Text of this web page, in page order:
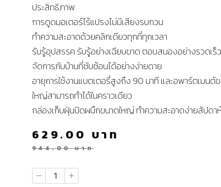
ประสิทธิภาพ
การดูดมอเตอร์ไร้แปรงไม่มีเสียงรบกวน
ทำความสะอาดด้วยคลิกเดียวทุกที่ทุกเวลา
รับรู้อุปสรรค รับรู้อย่างเฉียบขาด ตอบสนองอย่างรวดเร็ว
จัดการกับบ้านที่ซับซ้อนได้อย่างง่ายดาย
อายุการใช้งานแบตเตอรี่สูงถึง 90 นาที และอพาร์ตเมนต์
ใหญ่สามารถทำได้ในคราวเดียว
กล่องเก็บฝุ่นปิดผนึกขนาดใหญ่ ทำความสะอาดง่ายสัปดา
944.00บาท
629.00 บาท